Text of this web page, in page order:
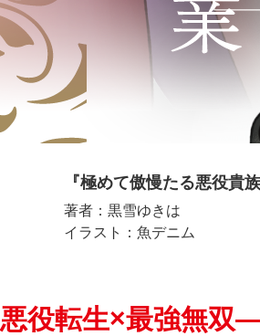
『極めて傲慢たる悪役貴
著者：黒雪ゆきは
イラスト：魚デニム
悪役転生×最強無双